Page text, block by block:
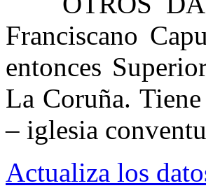
Franciscano
entonces
La Coruña.
– iglesia
Actualiza los